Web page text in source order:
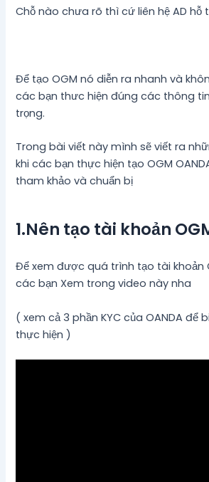
Chỗ nào chưa rõ thì cứ liên hệ AD hỗ
Để tạo OGM nó diễn ra nhanh và
các bạn thưc hiện đúng các thông
trọng.
Trong bài viết này mình sẽ viết ra
khi các bạn thực hiện tạo OGM
tham khảo và chuẩn bị
1.Nên tạo tài khoản
Để xem được quá trình tạo tài khoản
các bạn Xem trong video này nha
( xem cả 3 phần KYC của OANDA để
thực hiện )